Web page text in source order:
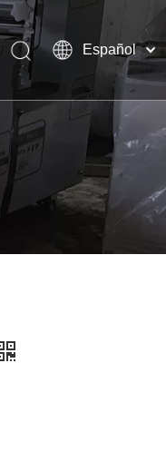
Español
Pусский